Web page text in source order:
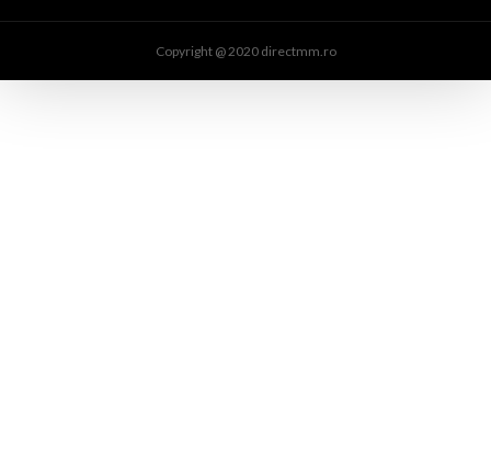
Copyright @ 2020 directmm.ro